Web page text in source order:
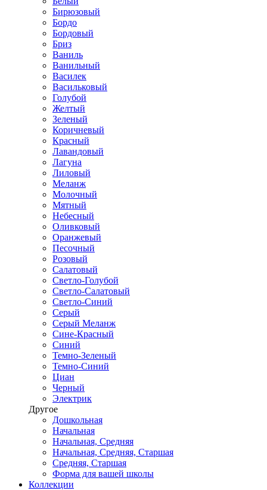
Бирюзовый
Бордо
Бордовый
Бриз
Ваниль
Ванильный
Василек
Васильковый
Голубой
Желтый
Зеленый
Коричневый
Красный
Лавандовый
Лагуна
Лиловый
Меланж
Молочный
Мятный
Небесный
Оливковый
Оранжевый
Песочный
Розовый
Салатовый
Светло-Голубой
Светло-Салатовый
Светло-Синий
Серый
Серый Меланж
Сине-Красный
Синий
Темно-Зеленый
Темно-Синий
Циан
Черный
Электрик
Другое
Дошкольная
Начальная
Начальная, Средняя
Начальная, Средняя, Старшая
Средняя, Старшая
Форма для вашей школы
Коллекции